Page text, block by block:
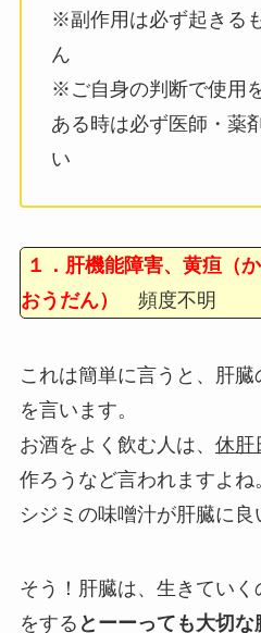
※副作用は必ず起きる
ん
※ご自身の判断で使用
ある時は必ず医師・薬
い
１．肝機能障害、黄疸（
おうだん）
頻度不明
これは簡単に言うと、肝
を言います。
お酒をよく飲む人は、 休肝
作ろうなど言われますよね
シジミの味噌汁が肝臓に良
そう！肝臓は、生きていく
をする とーーっても大切な